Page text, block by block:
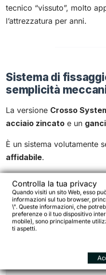
tecnico “vissuto”, molto
l’attrezzatura per anni.
Sistema di
semplicità
La versione Crosso
acciaio zincato e un
È un sistema volutamente
affidabile.
Caratteristiche principali
ganci superiori in acciaio
struttura meccanica
stabilità elevata anche
facilità di manutenzione
Controlla la tua privacy
Quando visiti un sito Web, esso
informazioni sul tuo browser,
\". Queste informazioni, che
preferenze o il tuo dispositivo
mobile), sono principalmente
ti aspetti.